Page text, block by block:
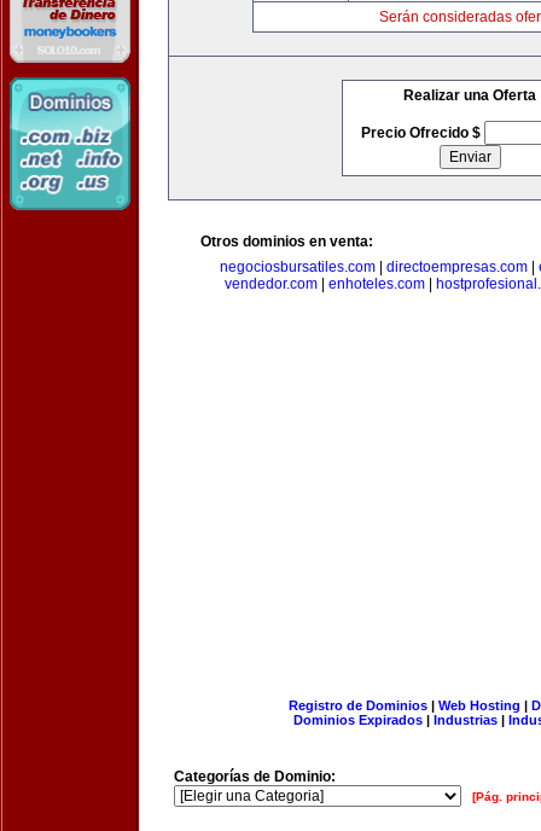
Serán consideradas
Realizar una Oferta
Precio Ofrecido $
Otros dominios en venta:
negociosbursatiles.com
directoempresas.com
vendedor.com
enhoteles.com
Registro de Dominios| Web Hosting |
Dominios Expirados | Industrias |
Categorías de Dominio:
[Pág.